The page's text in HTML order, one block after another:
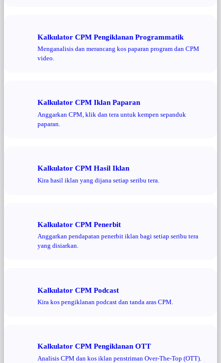
Kalkulator CPM Pengiklanan Programmatik
Menganalisis dan merancang kos paparan program dan CPM
video.
Kalkulator CPM Iklan Paparan
Anggarkan CPM, klik dan tera untuk kempen sepanduk
paparan.
Kalkulator CPM Hasil Iklan
Kira hasil iklan yang dijana setiap seribu tera.
Kalkulator CPM Penerbit
Anggarkan pendapatan penerbit iklan bagi setiap seribu tera
yang disiarkan.
Kalkulator CPM Podcast
Kira kos pengiklanan podcast dan tanda aras CPM.
Kalkulator CPM Pengiklanan OTT
Analisis CPM dan kos iklan penstriman Over-The-Top (OTT).